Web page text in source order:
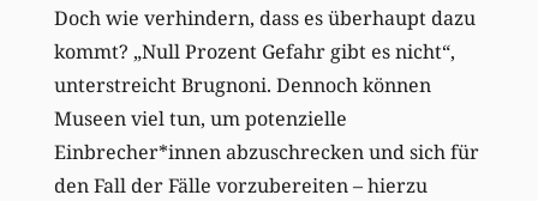
Doch wie verhindern, dass es überhaupt dazu
kommt? „Null Prozent Gefahr gibt es nicht“,
unterstreicht Brugnoni. Dennoch können
Museen viel tun, um potenzielle
Einbrecher*innen abzuschrecken und sich für
den Fall der Fälle vorzubereiten – hierzu